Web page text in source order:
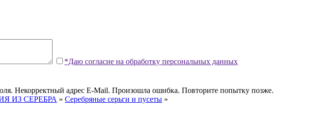
*Даю согласие на обработку персональных данных
Некорректный адрес E-Mail. Произошла ошибка. Повторите попытку позже.
ИЗ СЕРЕБРА » Серебряные серьги и пусеты »